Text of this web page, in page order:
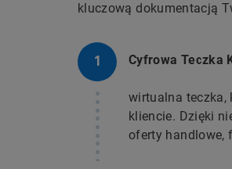
kluczową dokumentacją
Cyfrowa Teczka
wirtualna teczka,
kliencie. Dzięki
oferty handlowe,